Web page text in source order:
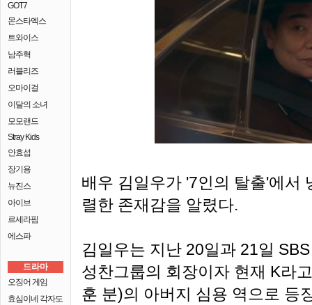
GOT7
몬스타엑스
트와이스
남주혁
러블리즈
오마이걸
이달의 소녀
모모랜드
Stray Kids
안효섭
장기용
뉴진스
아이브
르세라핌
에스파
드라마
오징어 게임
효심이네 각자도
배우 김일우가 '7인의 탈출'에서
렬한 존재감을 알렸다.
김일우는 지난 20일과 21일
성찬그룹의 회장이자 현재 K라
훈 분)의 아버지 심용 역으로 등